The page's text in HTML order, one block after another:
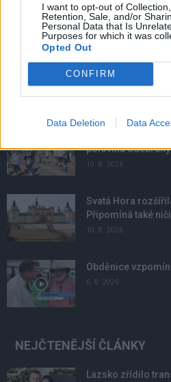
I want to opt-out of Collection,
Retention, Sale, and/or
Personal Data that Is
Purposes for which it was
Opted Out
CONFIRM
Data Deletion Data
polovina
10. 8. 2026
Svatá Hora
Připomíná také
10. 8. 2026
Obděnice
6. 8. 2026
NEJČTENĚJŠÍ ČLÁNKY
Lazsko zřídilo